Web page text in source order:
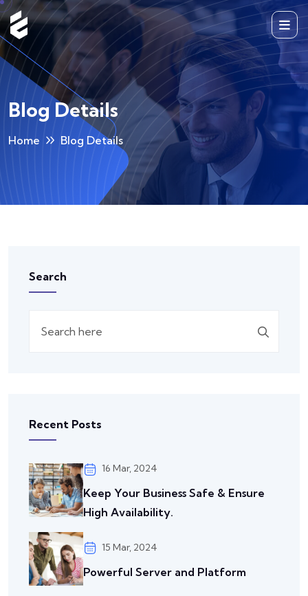
Blog Details
Home Blog Details
Search
Recent Posts
16 Mar, 2024
Keep Your Business Safe & Ensure
High Availability.
15 Mar, 2024
Powerful Server and Platform